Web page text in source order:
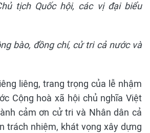
tịch Quốc hội, các vị đại biểu
bào, đồng chí, cử tri cả nước và
liêng, trang trọng của lễ nhậm
Cộng hoà xã hội chủ nghĩa Việt
cảm ơn cử tri và Nhân dân cả
trách nhiệm, khát vọng xây dựng